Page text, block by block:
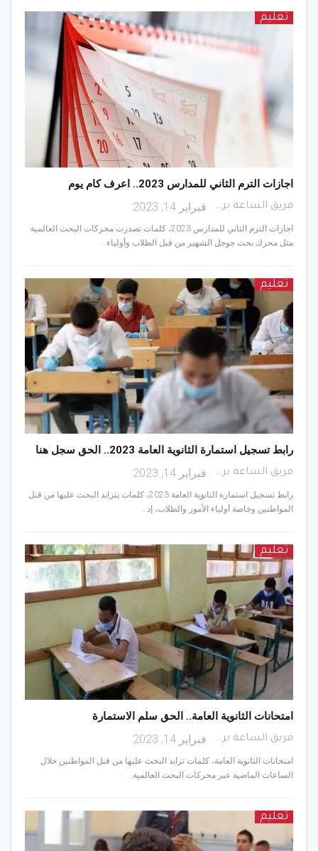
تعليم
اجازات الترم الثاني للمدارس 2023.. اعرف كام يوم
فريق الساعة برس فبراير 14, 2023
اجازات الترم الثاني للمدارس 2023، كلمات تصدرت محركات البحث العالمية
مثل محرك بحث جوجل الشهير من قبل الطلاب وأولياء…
تعليم
رابط تسجيل استمارة الثانوية العامة 2023.. الحق سجل هنا
فريق الساعة برس فبراير 14, 2023
رابط تسجيل استمارة الثانوية العامة 2023، كلمات يتزايد البحث عليها من قبل
المواطنين وخاصة أولياء الأمور والطلاب، إذ…
تعليم
امتحانات الثانوية العامة.. الحق سلم الاستمارة
فريق الساعة برس فبراير 14, 2023
امتحانات الثانوية العامة، كلمات تزايد البحث عليها من قبل المواطنين خلال
الساعات الماضية عبر محركات البحث العالمية…
تعليم